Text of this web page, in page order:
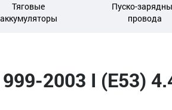
Тяговые
аккумуляторы
Пуско-
провода
2003 I (E53)